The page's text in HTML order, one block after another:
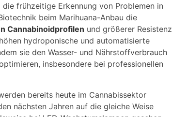
frühzeitige Erkennung von Problemen in
beim Marihuana-Anbau die
Cannabinoidprofilen und größerer Resistenz
hydroponische und automatisierte
sie den Wasser- und Nährstoffverbrauch
insbesondere bei professionellen
bereits heute im Cannabissektor
nächsten Jahren auf die gleiche Weise